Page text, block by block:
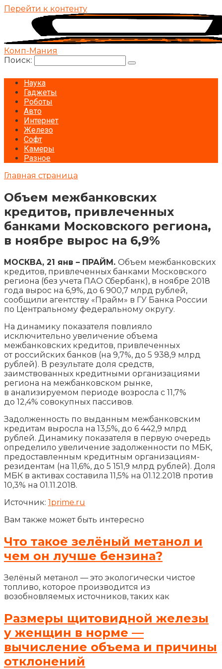
Перейти к контенту
Комп-Мания
Поиск:
Наука
Гаджеты
Роботы
Авто
Интернет
Железо
Софт
Камеры
Разное
Главная страница
Объем межбанковских
кредитов, привлеченных
банками Московского региона,
в ноябре вырос на 6,9%
МОСКВА, 21 янв – ПРАЙМ. Объем межбанковских
кредитов, привлеченных банками Московского
региона (без учета ПАО Сбербанк), в ноябре 2018
года вырос на 6,9%, до 6 900,7 млрд рублей,
сообщили агентству «Прайм» в ГУ Банка России
по Центральному федеральному округу.
На динамику показателя повлияло
исключительно увеличение объема
межбанковских кредитов, привлеченных
от российских банков (на 9,7%, до 5 938,9 млрд
рублей). В результате доля средств,
заимствованных кредитными организациями
региона на межбанковском рынке,
в анализируемом периоде возросла с 11,7%
до 12,4% совокупных пассивов.
Задолженность по выданным межбанковским
кредитам выросла на 13,5%, до 6 442,9 млрд
рублей. Динамику показателя в первую очередь
определило увеличение задолженности по МБК,
предоставленным кредитным организациям-
резидентам (на 11,6%, до 5 151,9 млрд рублей). Доля
МБК в активах составила 11,5% на 01.12.2018 против
10,3% на 01.11.2018.
Источник: 1prime.ru
Вам также может быть интересно
Что такое зелёный метанол и
чем он лучше бензина?
Зелёный метанол — это экологически чистое
топливо, которое производится из
возобновляемых источников, таких как
Размеры щитовидной железы
у женщин в норме —
вычисление объема и причины
отклонений